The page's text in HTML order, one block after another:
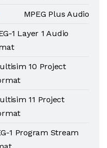
MPEG Plus Audio
1 Layer 1 Audio
10 Project
11 Project
1 Program Stream